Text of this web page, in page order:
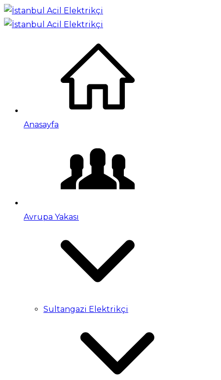
Anasayfa
Avrupa Yakası
Sultangazi Elektrikçi